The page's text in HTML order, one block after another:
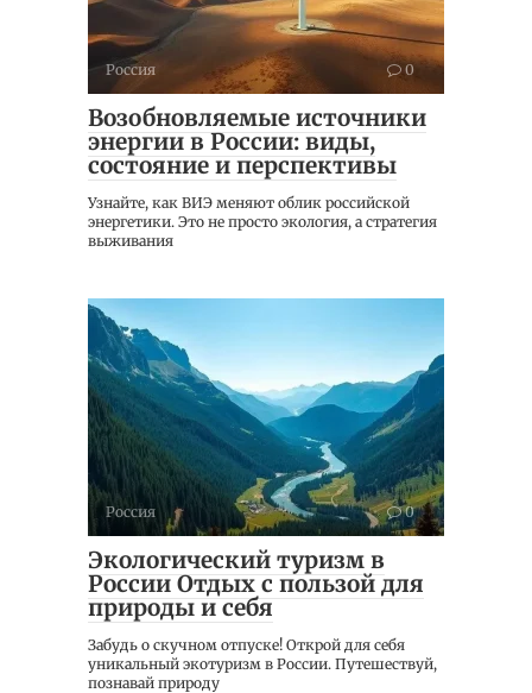
Россия 0
Возобновляемые источники
энергии в России: виды,
состояние и перспективы
Узнайте, как ВИЭ меняют облик российской
энергетики. Это не просто экология, а стратегия
выживания
Россия 0
Экологический туризм в
России Отдых с пользой для
природы и себя
Забудь о скучном отпуске! Открой для себя
уникальный экотуризм в России. Путешествуй,
познавай природу